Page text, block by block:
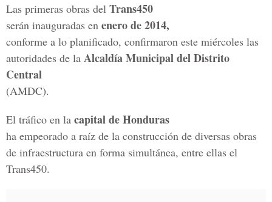
Las primeras obras del Trans450
serán inauguradas en enero de 2014,
conforme a lo planificado, confirmaron este miércoles las
autoridades de la Alcaldía Municipal del Distrito
Central
(AMDC).
El tráfico en la capital de Honduras
ha empeorado a raíz de la construcción de diversas obras
de infraestructura en forma simultánea, entre ellas el
Trans450.